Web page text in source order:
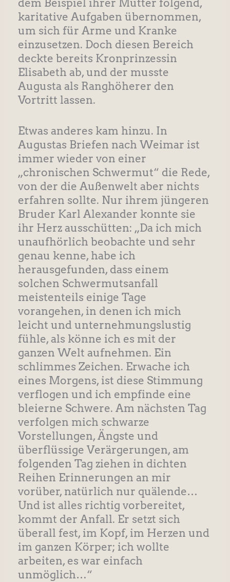
dem Beispiel ihrer Mutter folgend,
karitative Aufgaben übernommen,
um sich für Arme und Kranke
einzusetzen. Doch diesen Bereich
deckte bereits Kronprinzessin
Elisabeth ab, und der musste
Augusta als Ranghöherer den
Vortritt lassen.
Etwas anderes kam hinzu. In
Augustas Briefen nach Weimar ist
immer wieder von einer
„chronischen Schwermut“ die Rede,
von der die Außenwelt aber nichts
erfahren sollte. Nur ihrem jüngeren
Bruder Karl Alexander konnte sie
ihr Herz ausschütten: „Da ich mich
unaufhörlich beobachte und sehr
genau kenne, habe ich
herausgefunden, dass einem
solchen Schwermutsanfall
meistenteils einige Tage
vorangehen, in denen ich mich
leicht und unternehmungslustig
fühle, als könne ich es mit der
ganzen Welt aufnehmen. Ein
schlimmes Zeichen. Erwache ich
eines Morgens, ist diese Stimmung
verflogen und ich empfinde eine
bleierne Schwere. Am nächsten Tag
verfolgen mich schwarze
Vorstellungen, Ängste und
überflüssige Verärgerungen, am
folgenden Tag ziehen in dichten
Reihen Erinnerungen an mir
vorüber, natürlich nur quälende…
Und ist alles richtig vorbereitet,
kommt der Anfall. Er setzt sich
überall fest, im Kopf, im Herzen und
im ganzen Körper; ich wollte
arbeiten, es war einfach
unmöglich…“